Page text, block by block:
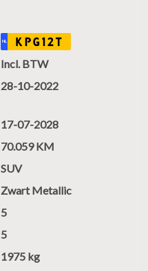
NL KPG12T
Incl. BTW
28-10-2022
17-07-2028
70.059 KM
SUV
Zwart Metallic
5
5
1975 kg